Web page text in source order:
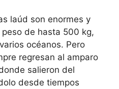
laúd son enormes y
de hasta 500 kg,
océanos. Pero
regresan al amparo
salieron del
desde tiempos